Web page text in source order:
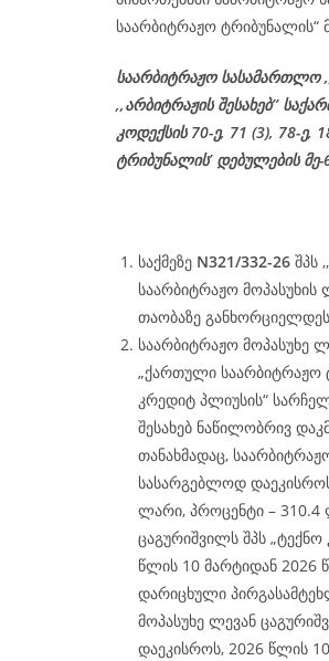
საარბიტრაჟო ტრიბუნალის“
საარბიტრაჟო სასამართლო
,,არბიტრაჟის შესახებ’’
კოდექსის 70-ე, 71 (3), 78-
ტრიბუნალის’ დებულების
საქმეზე N321/332-26 შპს
საარბიტრაჟო მოპასუხის
თაობაზე
საარბიტრაჟო მოპასუხე
„ქართული საარბიტრაჟო
კრედიტ პლიუსის“
შესახებ ნაწილობრივ
თანახმადაც,
სასარგებლოდ
ლარი, პროცენტი – 310.4
ცაგურიშვილს შპს
წლის 10 მარტიდან 2026
დარიცხული
მოპასუხე ლევან
დაეკისროს, 2026 წლის